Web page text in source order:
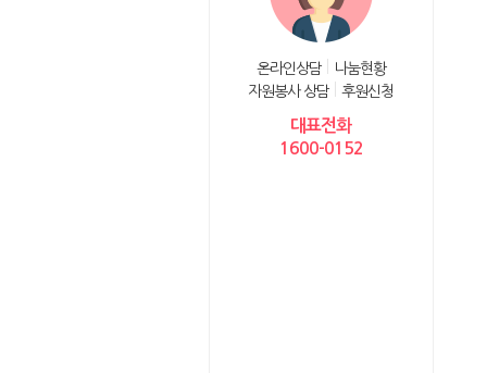
온라인상담
나눔현황
자원봉사 상담
후원신청
대표전화
1600-0152